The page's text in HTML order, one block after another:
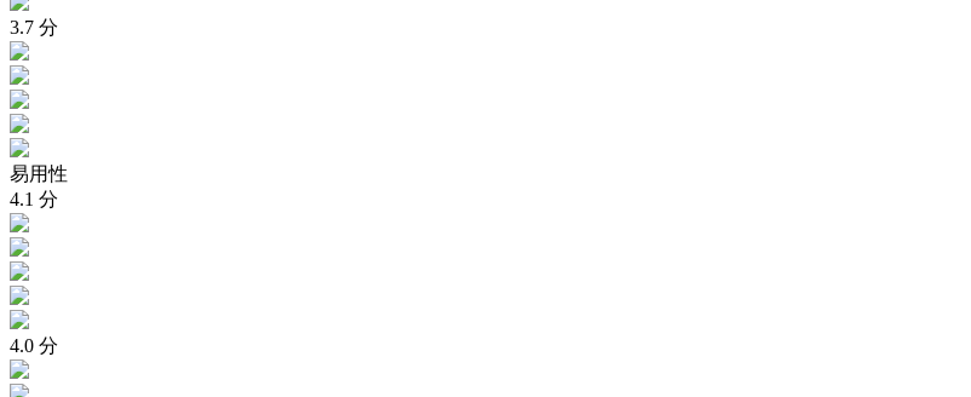
3.7 分
易用性
4.1 分
4.0 分